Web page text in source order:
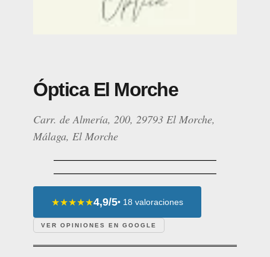
Óptica El Morche
Carr. de Almería, 200, 29793 El Morche,
Málaga, El Morche
★★★★★4,9/5• 18 valoraciones
VER OPINIONES EN GOOGLE